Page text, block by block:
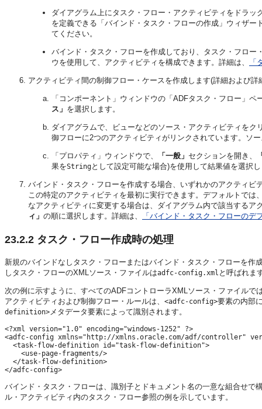
ダイアグラム上にタスク・フロー・アクティビティをドラ
を定義できる「バインド・タスク・フローの作成」ウィザー
てください。
バインド・タスク・フローを作成しており、タスク・フロ
ウを使用して、アクティビティを構成できます。詳細は、
アクティビティ間の制御フロー・ケースを作成します(詳細および詳
「コンポーネント」ウィンドウの「ADFタスク・フロー」
ス」 を選択します。
ダイアグラムで、ビューなどのソース・アクティビティを
御フローに2つのアクティビティがリンクされています。ソ
「プロパティ」ウィンドウで、 「一般」 セクションを開き、
果をStringとして設定可能な場合)を使用して結果値を選択
バインド・タスク・フローを作成する場合、いずれかのアクティ
この特定のアクティビティを最初に実行できます。デフォルトで
なアクティビティに変更する場合は、ダイアグラム内で該当するア
ィ」 の順に選択します。詳細は、 「バインド・タスク・フローの
23.2.2 タスク・フロー作成時の処理
新規のバインドなしタスク・フローまたはバインド・タスク・フローを
しタスク・フローのXMLソース・ファイルはadfc-config.xml と呼ばれま
次の例に示すように、すべてのADFコントローラXMLソース・ファイルで
アクティビティおよび制御フロー・ルールは、 <adfc-config>要素の内部
definition> メタデータ要素によって識別されます。
<?xml version="1.0" encoding="windows-1252" ?>
<adfc-config xmlns="http://xmlns.oracle.com/adf/controller"
  <task-flow-definition id="task-flow-definition">
    <use-page-fragments/>
  </task-flow-definition>
バインド・タスク・フローは、識別子とドキュメント名の一意な組合せで
ル・アクティビティ内のタスク・フロー参照の例を示しています。